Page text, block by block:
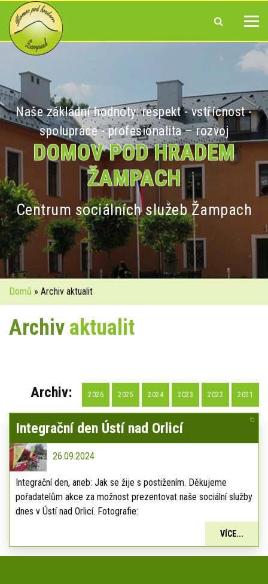
Naše základní hodnoty: respekt - vstřícnost -
spolupráce - profesionalita – rozvoj
DOMOV POD HRADEM
ŽAMPACH
Centrum sociálních služeb Žampach
Domů » Archiv aktualit
Archiv aktualit
Archiv: 2026 2025 2024 2023 2022 2021
Integrační den Ústí nad Orlicí
26.09.2024
Integrační den, aneb: Jak se žije s postižením. Děkujeme
pořadatelům akce za možnost prezentovat naše sociální služby
dnes v Ústí nad Orlicí. Fotografie:
VÍCE...